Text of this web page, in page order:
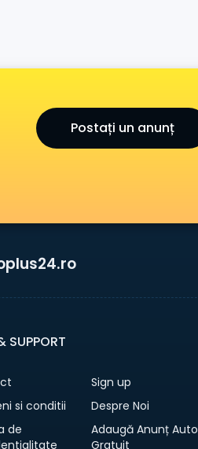
Postați un anunț
SUPPORT
Sign up
si conditii
Despre Noi
de
Adaugă Anunț Auto
Gratuit